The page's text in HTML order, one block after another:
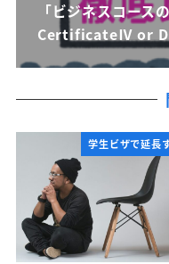
「ビジネスコース
CertificateⅣ or
学生ビザで延長